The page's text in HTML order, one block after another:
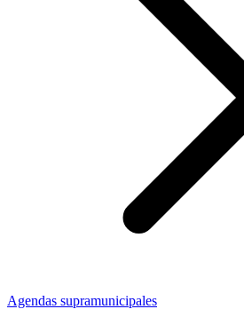
Agendas supramunicipales